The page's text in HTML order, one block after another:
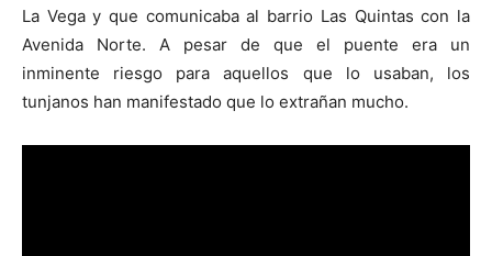
La Vega y que comunicaba al barrio Las Quintas con la
Avenida Norte. A pesar de que el puente era un
inminente riesgo para aquellos que lo usaban, los
tunjanos han manifestado que lo extrañan mucho.